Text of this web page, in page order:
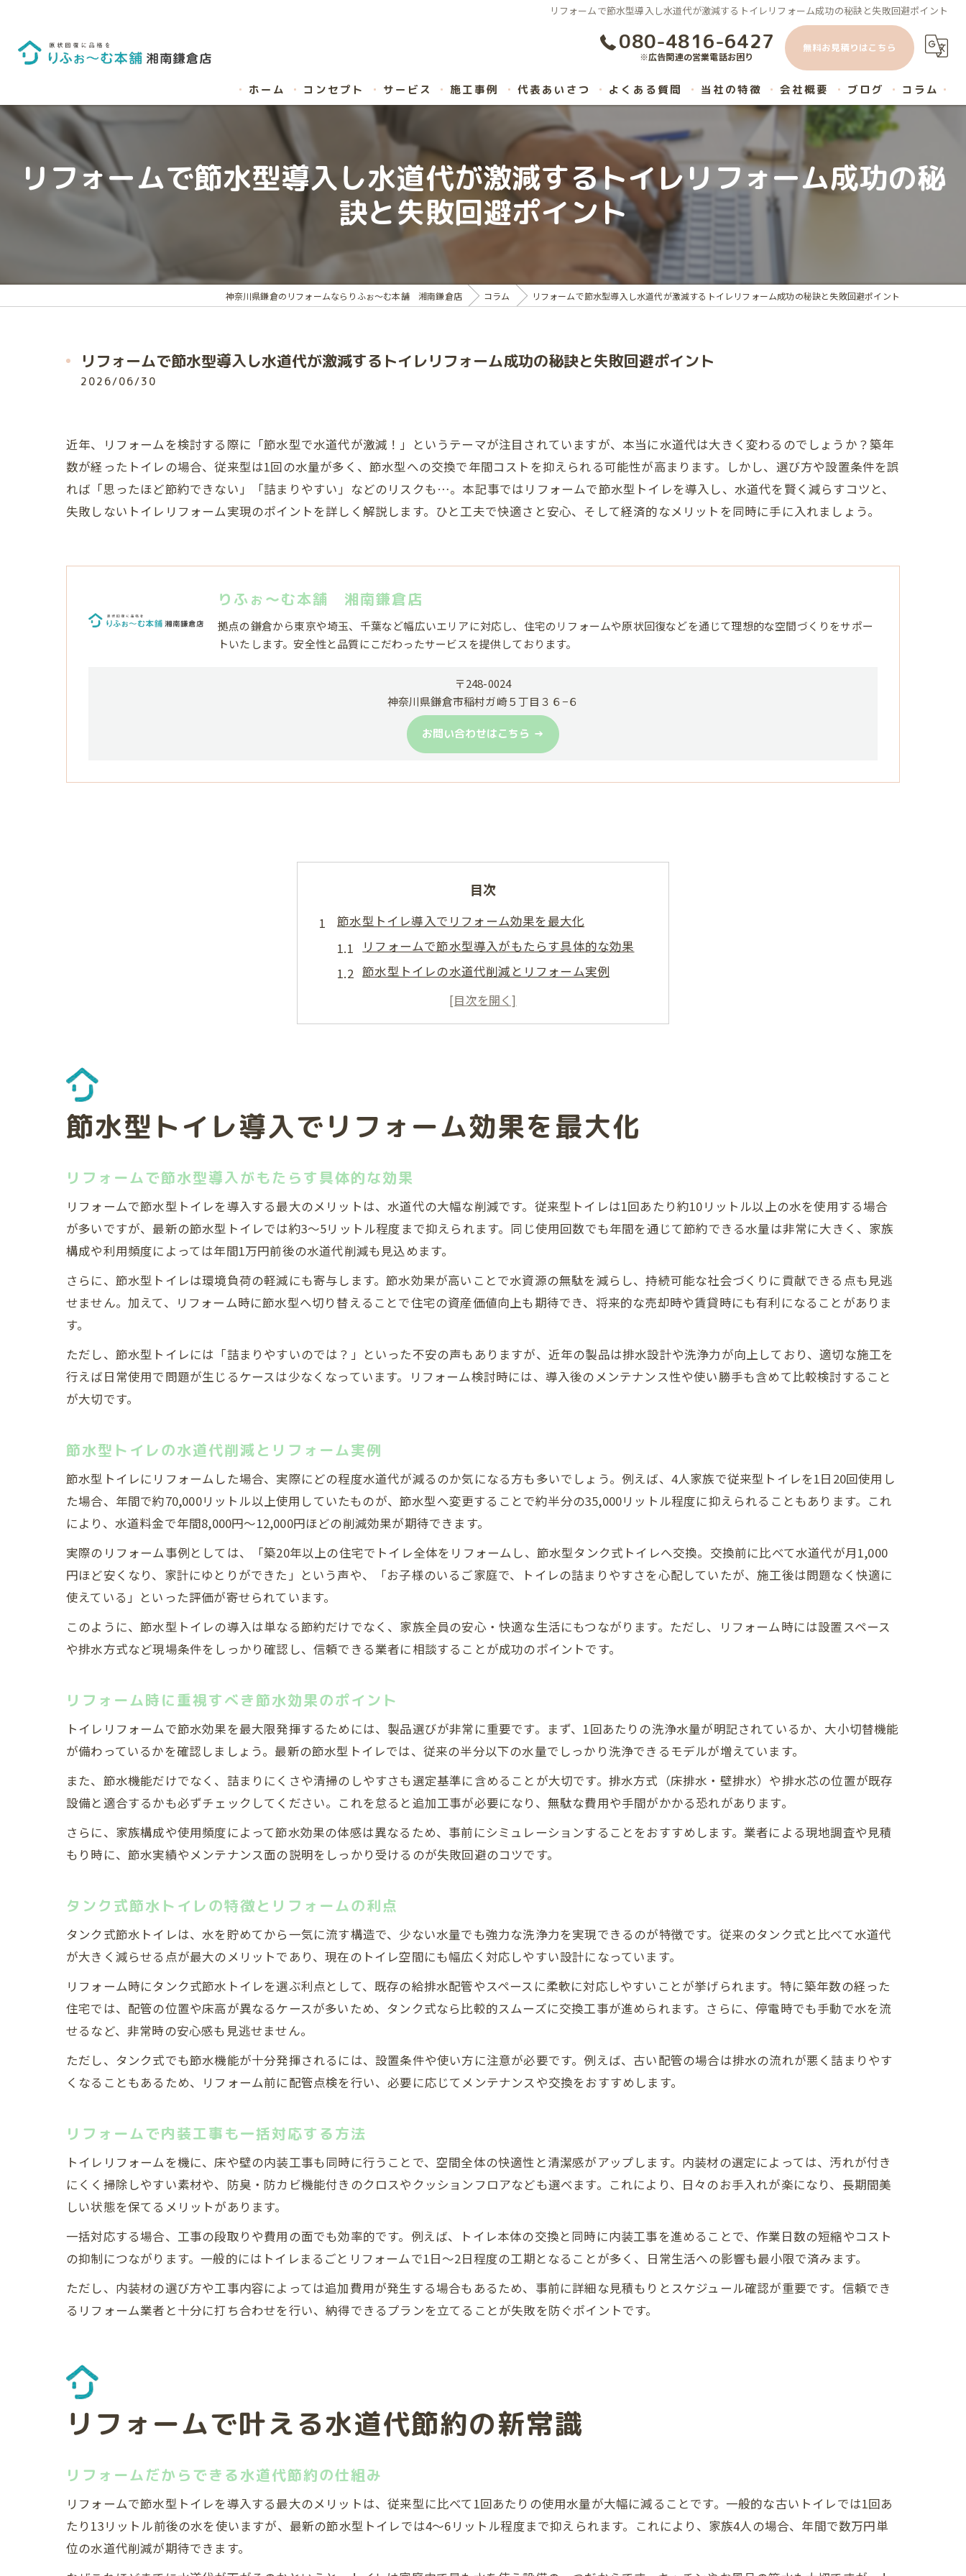
リフォームで節水型導入し水道代が激減するトイレリフォーム成功の秘訣と失敗回避ポイント
080-4816-6427
※広告関連の営業電話お困り
無料お見積りはこちら
ホーム コンセプト サービス 施工事例 代表あいさつ よくある質問 当社の特徴
内装工事
マンション
会社概要 ブログ コラム
リフォームで節水型導入し水道代が激減するトイレリフォーム成功の秘
訣と失敗回避ポイント
神奈川県鎌倉のリフォームならりふぉ～む本舗 湘南鎌倉店 コラム リフォームで節水型導入し水道代が激減するトイレリフォーム成功の秘訣と失敗回避ポイント
リフォームで節水型導入し水道代が激減するトイレリフォーム成功の秘訣と失敗回避ポイント
2026/06/30
近年、リフォームを検討する際に「節水型で水道代が激減！」というテーマが注目されていますが、本当に水道代は大きく変わるのでしょうか？築年
数が経ったトイレの場合、従来型は1回の水量が多く、節水型への交換で年間コストを抑えられる可能性が高まります。しかし、選び方や設置条件を誤
れば「思ったほど節約できない」「詰まりやすい」などのリスクも…。本記事ではリフォームで節水型トイレを導入し、水道代を賢く減らすコツと、
失敗しないトイレリフォーム実現のポイントを詳しく解説します。ひと工夫で快適さと安心、そして経済的なメリットを同時に手に入れましょう。
りふぉ～む本舗 湘南鎌倉店
拠点の鎌倉から東京や埼玉、千葉など幅広いエリアに対応し、住宅のリフォームや原状回復などを通じて理想的な空間づくりをサポー
トいたします。安全性と品質にこだわったサービスを提供しております。
〒248-0024
神奈川県鎌倉市稲村ガ崎５丁目３６−６
お問い合わせはこちら
目次
節水型トイレ導入でリフォーム効果を最大化
リフォームで節水型導入がもたらす具体的な効果
節水型トイレの水道代削減とリフォーム実例
リフォーム時に重視すべき節水効果のポイント
タンク式節水トイレの特徴とリフォームの利点
節水型トイレ選びでリフォーム費用を抑えるコツ
トイレまるごとリフォームで節水効果を最大化
リフォーム成功のための節水型トイレ比較法
節水型リフォームを選ぶ際の落とし穴
リフォームで注意したい節水型トイレのデメリット
リフォーム時に見落としがちな水圧・排水方式
節水型トイレの詰まりリスクとリフォーム対策
分離型トイレのリフォーム注意点と選び方
快適さも重視したトイレリフォーム術
リフォーム時のバリアフリー化で安心を実現
タンクレスや一式交換で快適リフォーム
内装工事を含めた快適リフォームの進め方
失敗しないリフォームのチェックポイント
リフォーム前に確認したい見積もりのポイント
節水型トイレ選びで失敗しないコツ
プロと協力することで失敗を防ぐリフォーム
リフォーム費用相場を知ってトラブル回避
リフォームで実感する節水効果と家計の変化
暮らしが豊かになるリフォームの体験談
節水型導入で得られる快適なトイレ環境
リフォーム後の水道代節約をデータで確認
長期的に得するリフォームの選び方と工夫
節水型トイレ導入でリフォーム効果を最大化
リフォームで節水型導入がもたらす具体的な効果
リフォームで節水型トイレを導入する最大のメリットは、水道代の大幅な削減です。従来型トイレは1回あたり約10リットル以上の水を使用する場合
が多いですが、最新の節水型トイレでは約3～5リットル程度まで抑えられます。同じ使用回数でも年間を通じて節約できる水量は非常に大きく、家族
構成や利用頻度によっては年間1万円前後の水道代削減も見込めます。
さらに、節水型トイレは環境負荷の軽減にも寄与します。節水効果が高いことで水資源の無駄を減らし、持続可能な社会づくりに貢献できる点も見逃
せません。加えて、リフォーム時に節水型へ切り替えることで住宅の資産価値向上も期待でき、将来的な売却時や賃貸時にも有利になることがありま
す。
ただし、節水型トイレには「詰まりやすいのでは？」といった不安の声もありますが、近年の製品は排水設計や洗浄力が向上しており、適切な施工を
行えば日常使用で問題が生じるケースは少なくなっています。リフォーム検討時には、導入後のメンテナンス性や使い勝手も含めて比較検討すること
が大切です。
節水型トイレの水道代削減とリフォーム実例
節水型トイレにリフォームした場合、実際にどの程度水道代が減るのか気になる方も多いでしょう。例えば、4人家族で従来型トイレを1日20回使用し
た場合、年間で約70,000リットル以上使用していたものが、節水型へ変更することで約半分の35,000リットル程度に抑えられることもあります。これ
により、水道料金で年間8,000円～12,000円ほどの削減効果が期待できます。
実際のリフォーム事例としては、「築20年以上の住宅でトイレ全体をリフォームし、節水型タンク式トイレへ交換。交換前に比べて水道代が月1,000
円ほど安くなり、家計にゆとりができた」という声や、「お子様のいるご家庭で、トイレの詰まりやすさを心配していたが、施工後は問題なく快適に
使えている」といった評価が寄せられています。
このように、節水型トイレの導入は単なる節約だけでなく、家族全員の安心・快適な生活にもつながります。ただし、リフォーム時には設置スペース
や排水方式など現場条件をしっかり確認し、信頼できる業者に相談することが成功のポイントです。
リフォーム時に重視すべき節水効果のポイント
トイレリフォームで節水効果を最大限発揮するためには、製品選びが非常に重要です。まず、1回あたりの洗浄水量が明記されているか、大小切替機能
が備わっているかを確認しましょう。最新の節水型トイレでは、従来の半分以下の水量でしっかり洗浄できるモデルが増えています。
また、節水機能だけでなく、詰まりにくさや清掃のしやすさも選定基準に含めることが大切です。排水方式（床排水・壁排水）や排水芯の位置が既存
設備と適合するかも必ずチェックしてください。これを怠ると追加工事が必要になり、無駄な費用や手間がかかる恐れがあります。
さらに、家族構成や使用頻度によって節水効果の体感は異なるため、事前にシミュレーションすることをおすすめします。業者による現地調査や見積
もり時に、節水実績やメンテナンス面の説明をしっかり受けるのが失敗回避のコツです。
タンク式節水トイレの特徴とリフォームの利点
タンク式節水トイレは、水を貯めてから一気に流す構造で、少ない水量でも強力な洗浄力を実現できるのが特徴です。従来のタンク式と比べて水道代
が大きく減らせる点が最大のメリットであり、現在のトイレ空間にも幅広く対応しやすい設計になっています。
リフォーム時にタンク式節水トイレを選ぶ利点として、既存の給排水配管やスペースに柔軟に対応しやすいことが挙げられます。特に築年数の経った
住宅では、配管の位置や床高が異なるケースが多いため、タンク式なら比較的スムーズに交換工事が進められます。さらに、停電時でも手動で水を流
せるなど、非常時の安心感も見逃せません。
ただし、タンク式でも節水機能が十分発揮されるには、設置条件や使い方に注意が必要です。例えば、古い配管の場合は排水の流れが悪く詰まりやす
くなることもあるため、リフォーム前に配管点検を行い、必要に応じてメンテナンスや交換をおすすめします。
リフォームで内装工事も一括対応する方法
トイレリフォームを機に、床や壁の内装工事も同時に行うことで、空間全体の快適性と清潔感がアップします。内装材の選定によっては、汚れが付き
にくく掃除しやすい素材や、防臭・防カビ機能付きのクロスやクッションフロアなども選べます。これにより、日々のお手入れが楽になり、長期間美
しい状態を保てるメリットがあります。
一括対応する場合、工事の段取りや費用の面でも効率的です。例えば、トイレ本体の交換と同時に内装工事を進めることで、作業日数の短縮やコスト
の抑制につながります。一般的にはトイレまるごとリフォームで1日～2日程度の工期となることが多く、日常生活への影響も最小限で済みます。
ただし、内装材の選び方や工事内容によっては追加費用が発生する場合もあるため、事前に詳細な見積もりとスケジュール確認が重要です。信頼でき
るリフォーム業者と十分に打ち合わせを行い、納得できるプランを立てることが失敗を防ぐポイントです。
リフォームで叶える水道代節約の新常識
リフォームだからできる水道代節約の仕組み
リフォームで節水型トイレを導入する最大のメリットは、従来型に比べて1回あたりの使用水量が大幅に減ることです。一般的な古いトイレでは1回あ
たり13リットル前後の水を使いますが、最新の節水型トイレでは4〜6リットル程度まで抑えられます。これにより、家族4人の場合、年間で数万円単
位の水道代削減が期待できます。
無料お見積りはこちら
無料お見積りはこちら